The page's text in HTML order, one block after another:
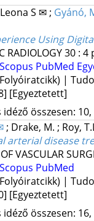
S ✉; Gyánó,
Using
RADIOLOGY30: 4
Scopus PubMed
|
[Egyeztetett]
összesen:
; Drake, M. ; Roy,
arterial disease
VASCULAR
Scopus PubMed
|
[Egyeztetett]
összesen: